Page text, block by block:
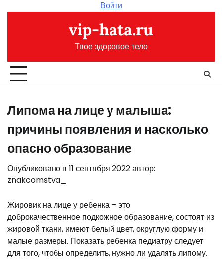
Войти
vip-hata.ru
Твое здоровое тело
Липома на лице у малыша:
причины появления и насколько
опасно образование
Опубликовано в 11 сентября 2022автор:
znakcomstva_
Жировик на лице у ребенка – это
доброкачественное подкожное образование, состоят из
жировой ткани, имеют белый цвет, округлую форму и
малые размеры. Показать ребенка педиатру следует
для того, чтобы определить, нужно ли удалять липому.